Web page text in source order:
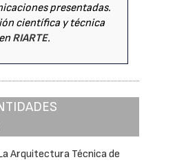
presentadas.
científica y técnica
RIARTE.
Arquitectura Técnica de